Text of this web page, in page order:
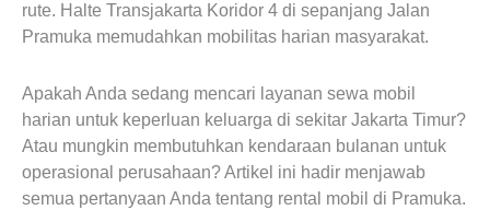
rute. Halte Transjakarta Koridor 4 di sepanjang Jalan
Pramuka memudahkan mobilitas harian masyarakat.
Apakah Anda sedang mencari layanan sewa mobil
harian untuk keperluan keluarga di sekitar Jakarta Timur?
Atau mungkin membutuhkan kendaraan bulanan untuk
operasional perusahaan? Artikel ini hadir menjawab
semua pertanyaan Anda tentang rental mobil di Pramuka.